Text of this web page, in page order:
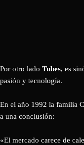
Por otro lado Tubes, es
pasión y tecnología.
En el año 1992 la familia
a una conclusión:
«El mercado carece de